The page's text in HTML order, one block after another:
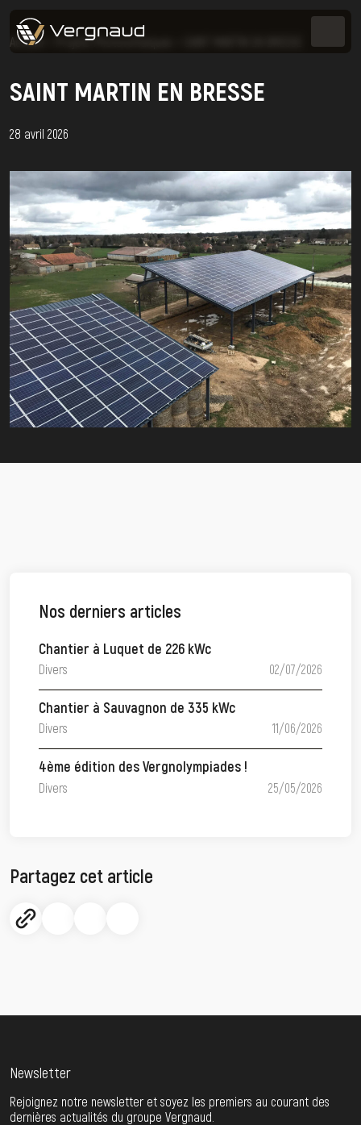
Accueil Projets Photovoltaïques
SAINT MARTIN EN BRESSE
28 avril 2026
Nos derniers articles
Chantier à Luquet de 226 kWc
Divers 02/07/2026
Chantier à Sauvagnon de 335 kWc
Divers 11/06/2026
4ème édition des Vergnolympiades !
Divers 25/05/2026
Partagez cet article
Newsletter
Rejoignez notre newsletter et soyez les premiers au courant des
dernières actualités du groupe Vergnaud.